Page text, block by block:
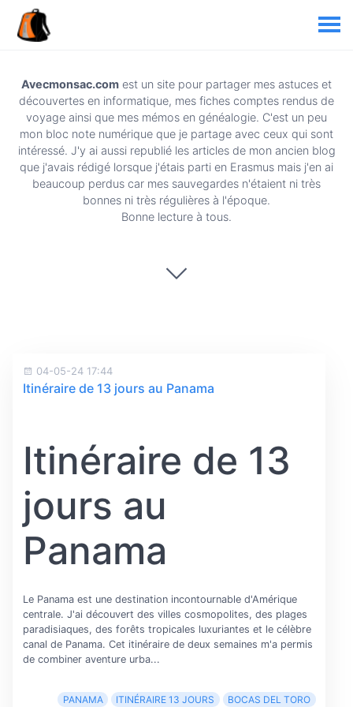
Avecmonsac.com est un site pour partager mes astuces et
découvertes en informatique, mes fiches comptes rendus de
voyage ainsi que mes mémos en généalogie. C'est un peu
mon bloc note numérique que je partage avec ceux qui sont
intéressé. J'y ai aussi republié les articles de mon ancien blog
que j'avais rédigé lorsque j'étais parti en Erasmus mais j'en ai
beaucoup perdus car mes sauvegardes n'étaient ni très
bonnes ni très régulières à l'époque.
Bonne lecture à tous.
04-05-24 17:44
Itinéraire de 13 jours au Panama
Itinéraire de 13
jours au
Panama
Le Panama est une destination incontournable d'Amérique
centrale. J'ai découvert des villes cosmopolites, des plages
paradisiaques, des forêts tropicales luxuriantes et le célèbre
canal de Panama. Cet itinéraire de deux semaines m'a permis
de combiner aventure urba...
PANAMA ITINÉRAIRE 13 JOURS BOCAS DEL TORO